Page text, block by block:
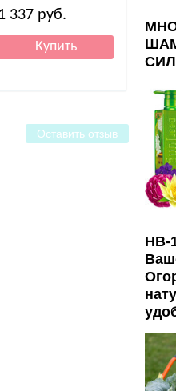
1 337 руб.
Оставить отзыв
HB-